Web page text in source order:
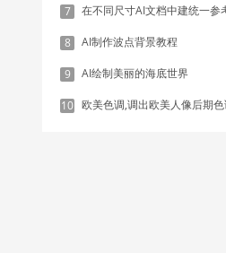
7 在不同尺寸AI文档中建统一参考线 - 方
8 AI制作波点背景教程
9 AI绘制美丽的海底世界
10 欧美色调,调出欧美人像后期